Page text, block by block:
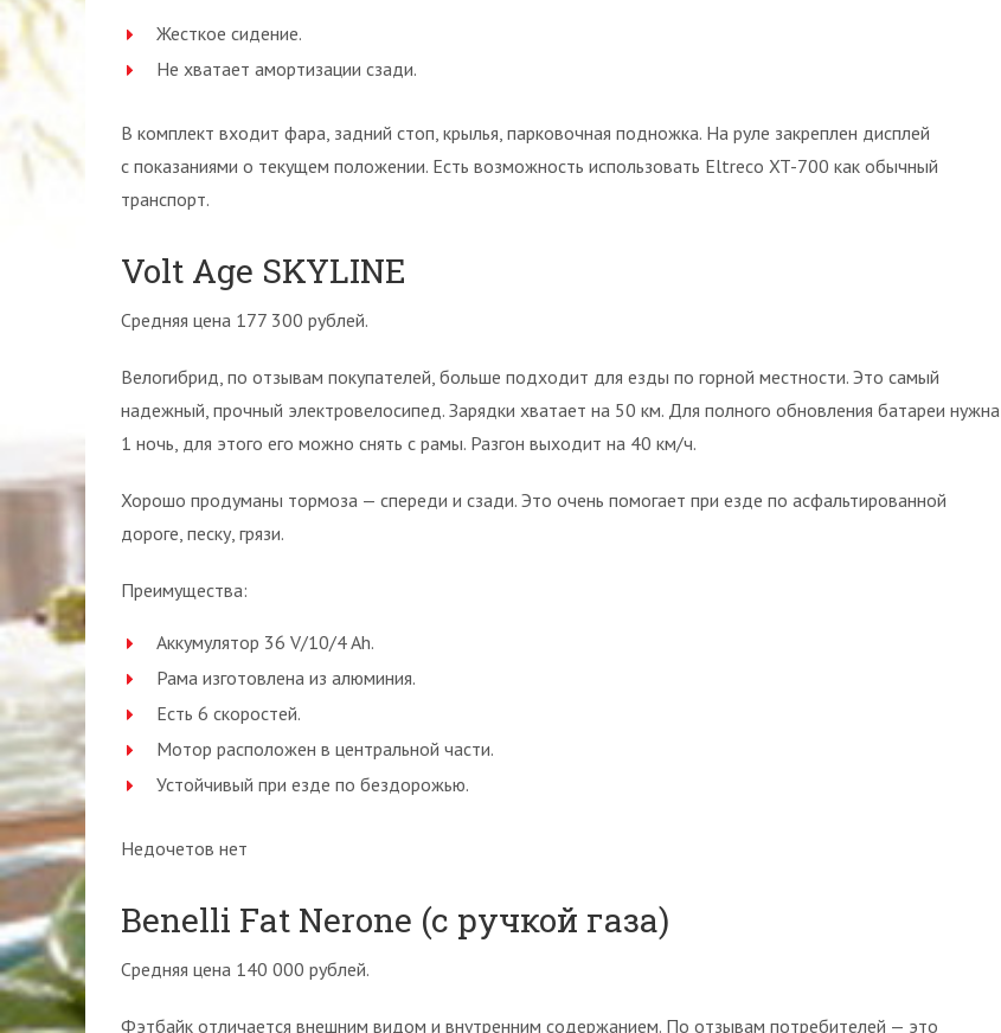
Жесткое сидение.
Не хватает амортизации сзади.
В комплект входит фара, задний стоп, крылья, парковочная подножка. На руле закреплен дисплей
с показаниями о текущем положении. Есть возможность использовать Eltreco XT-700 как обычный
транспорт.
Volt Age SKYLINE
Средняя цена 177 300 рублей.
Велогибрид, по отзывам покупателей, больше подходит для езды по горной местности. Это самый
надежный, прочный электровелосипед. Зарядки хватает на 50 км. Для полного обновления батареи нужна
1 ночь, для этого его можно снять с рамы. Разгон выходит на 40 км/ч.
Хорошо продуманы тормоза — спереди и сзади. Это очень помогает при езде по асфальтированной
дороге, песку, грязи.
Преимущества:
Аккумулятор 36 V/10/4 Ah.
Рама изготовлена из алюминия.
Есть 6 скоростей.
Мотор расположен в центральной части.
Устойчивый при езде по бездорожью.
Недочетов нет
Benelli Fat Nerone (с ручкой газа)
Средняя цена 140 000 рублей.
Фэтбайк отличается внешним видом и внутренним содержанием. По отзывам потребителей — это